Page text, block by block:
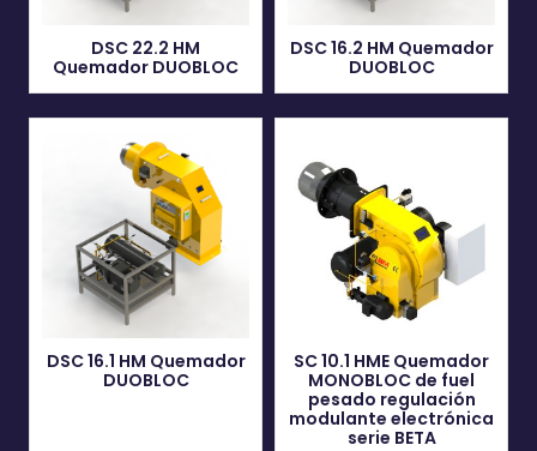
DSC 22.2 HM
Quemador DUOBLOC
DSC 16.2 HM Quemador
DUOBLOC
DSC 16.1 HM Quemador
DUOBLOC
SC 10.1 HME Quemador
MONOBLOC de fuel
pesado regulación
modulante electrónica
serie BETA